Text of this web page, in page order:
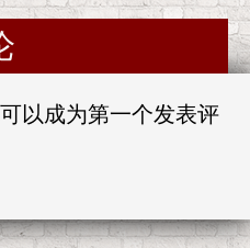
以成为第一个发表评